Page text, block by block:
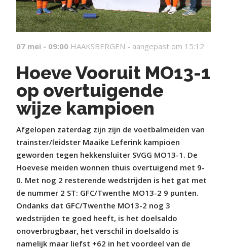
07 mei - 09:00 HAAKSBERGEN - aangepast om 15:12
Hoeve Vooruit MO13-1
op overtuigende
wijze kampioen
Afgelopen zaterdag zijn zijn de voetbalmeiden van
trainster/leidster Maaike Leferink kampioen
geworden tegen hekkensluiter SVGG MO13-1. De
Hoevese meiden wonnen thuis overtuigend met 9-
0. Met nog 2 resterende wedstrijden is het gat met
de nummer 2 ST: GFC/Twenthe MO13-2 9 punten.
Ondanks dat GFC/Twenthe MO13-2 nog 3
wedstrijden te goed heeft, is het doelsaldo
onoverbrugbaar, het verschil in doelsaldo is
namelijk maar liefst +62 in het voordeel van de